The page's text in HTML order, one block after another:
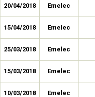
20/04/2018 Emelec
15/04/2018 Emelec
25/03/2018 Emelec
15/03/2018 Emelec
10/03/2018 Emelec